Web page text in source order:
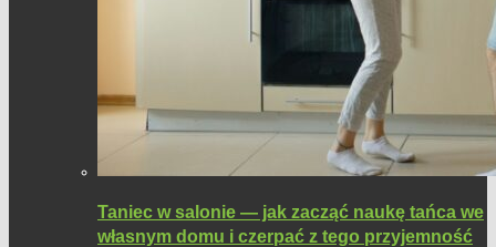
Taniec w salonie — jak zacząć naukę tańca we
własnym domu i czerpać z tego przyjemność